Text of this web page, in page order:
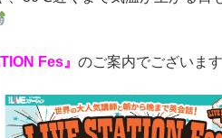
Fes』 のご案内でございます